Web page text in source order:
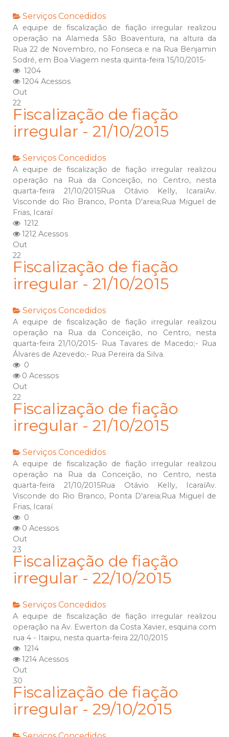
Serviços Concedidos
A equipe de fiscalização de fiação irregular realizou
operação na Alameda São Boaventura, na altura da
Rua 22 de Novembro, no Fonseca e na Rua Benjamin
Sodré, em Boa Viagem nesta quinta-feira 15/10/2015-
1204
1204 Acessos
Out
22
Fiscalização de fiação
irregular - 21/10/2015
Serviços Concedidos
A equipe de fiscalização de fiação irregular realizou
operação na Rua da Conceição, no Centro, nesta
quarta-feira 21/10/2015Rua Otávio Kelly, IcaraíAv.
Visconde do Rio Branco, Ponta D'areia;Rua Miguel de
Frias, Icaraí
1212
1212 Acessos
Out
22
Fiscalização de fiação
irregular - 21/10/2015
Serviços Concedidos
A equipe de fiscalização de fiação irregular realizou
operação na Rua da Conceição, no Centro, nesta
quarta-feira 21/10/2015- Rua Tavares de Macedo;- Rua
Álvares de Azevedo;- Rua Pereira da Silva.
0
0 Acessos
Out
22
Fiscalização de fiação
irregular - 21/10/2015
Serviços Concedidos
A equipe de fiscalização de fiação irregular realizou
operação na Rua da Conceição, no Centro, nesta
quarta-feira 21/10/2015Rua Otávio Kelly, IcaraíAv.
Visconde do Rio Branco, Ponta D'areia;Rua Miguel de
Frias, Icaraí
0
0 Acessos
Out
23
Fiscalização de fiação
irregular - 22/10/2015
Serviços Concedidos
A equipe de fiscalização de fiação irregular realizou
operação na Av. Ewerton da Costa Xavier, esquina com
rua 4 - Itaipu, nesta quarta-feira 22/10/2015
1214
1214 Acessos
Out
30
Fiscalização de fiação
irregular - 29/10/2015